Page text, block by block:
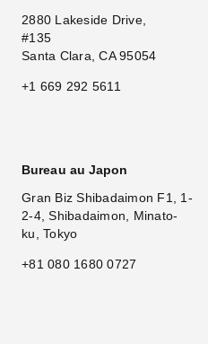
2880 Lakeside Drive,
#135
Santa Clara, CA 95054
+1 669 292 5611
Bureau au Japon
Gran Biz Shibadaimon F1, 1-
2-4, Shibadaimon, Minato-
ku, Tokyo
+81 080 1680 0727